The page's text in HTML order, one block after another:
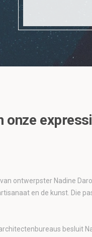
onze
ontwerpster Nadine
en de kunst. Die
besluit